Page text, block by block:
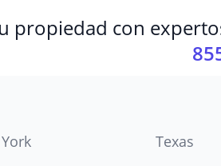
propiedad con
Texas